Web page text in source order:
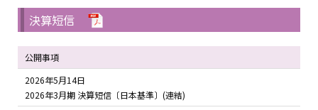
決算短信
公開事項
2026年5月14日
2026年3月期 決算短信〔日本基準〕(連結)